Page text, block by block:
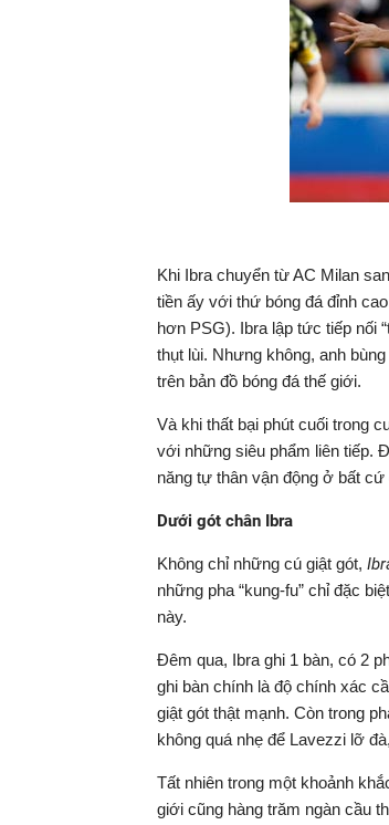
Khi Ibra chuyển từ AC Milan
tiền ấy với thứ bóng đá đỉnh
hơn PSG). Ibra lập tức tiếp nối
thụt lùi. Nhưng không, anh
trên bản đồ bóng đá thế giới.
Và khi thất bại phút cuối trong
với những siêu phẩm liên tiếp.
năng tự thân vận động ở bất
Dưới gót chân Ibra
Không chỉ những cú giật gót,
những pha “kung-fu” chỉ đặc
này.
Đêm qua, Ibra ghi 1 bàn, có 2
ghi bàn chính là độ chính xác
giật gót thật mạnh. Còn trong
không quá nhẹ để Lavezzi lỡ
Tất nhiên trong một khoảnh
giới cũng hàng trăm ngàn cầu